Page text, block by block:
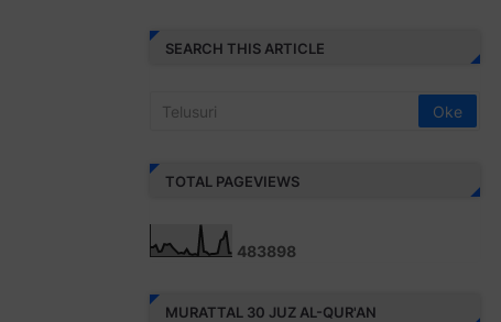
SEARCH THIS ARTICLE
TOTAL PAGEVIEWS
483898
MURATTAL 30 JUZ AL-QUR'AN